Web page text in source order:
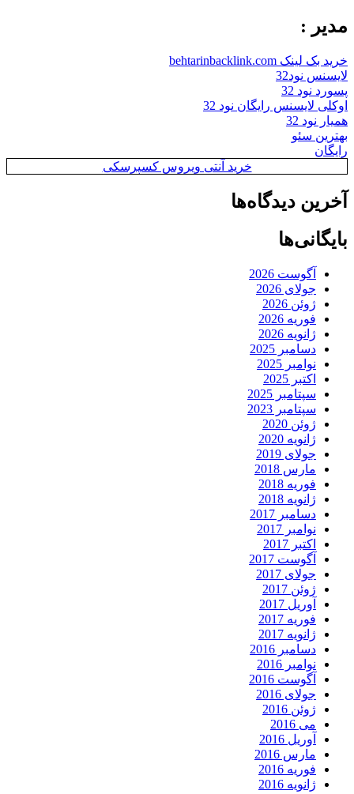
مدیر :
خرید بک لینک behtarinbacklink.com
لایسنس نود32
پسورد نود 32
اوکلی لایسنس رایگان نود 32
همیار نود 32
بهترین سئو
رایگان
خرید آنتی ویروس کسپرسکی
آخرین دیدگاه‌ها
بایگانی‌ها
آگوست 2026
جولای 2026
ژوئن 2026
فوریه 2026
ژانویه 2026
دسامبر 2025
نوامبر 2025
اکتبر 2025
سپتامبر 2025
سپتامبر 2023
ژوئن 2020
ژانویه 2020
جولای 2019
مارس 2018
فوریه 2018
ژانویه 2018
دسامبر 2017
نوامبر 2017
اکتبر 2017
آگوست 2017
جولای 2017
ژوئن 2017
آوریل 2017
فوریه 2017
ژانویه 2017
دسامبر 2016
نوامبر 2016
آگوست 2016
جولای 2016
ژوئن 2016
می 2016
آوریل 2016
مارس 2016
فوریه 2016
ژانویه 2016